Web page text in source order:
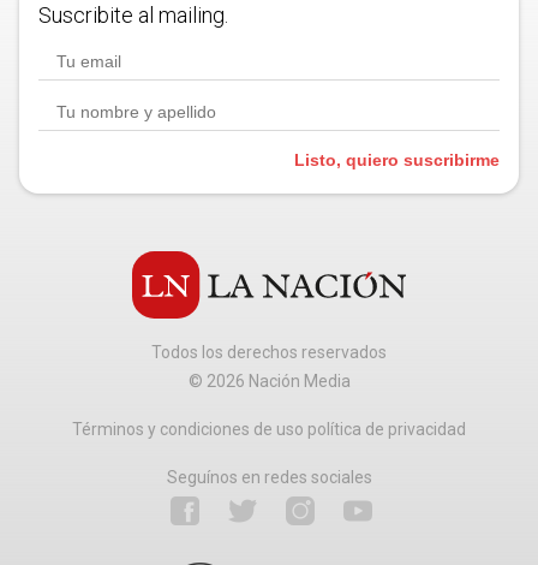
Suscribite al mailing.
Listo, quiero suscribirme
Todos los derechos reservados
© 2026 Nación Media
Términos y condiciones de uso política de privacidad
Seguínos en redes sociales